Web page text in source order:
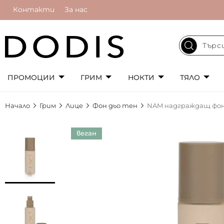
Контакти За нас
ПРОМОЦИИ ГРИМ НОКТИ ТЯЛО
Начало Грим Лице Фон дьо тен NAM надграждащ
веган
галерията
изображенията